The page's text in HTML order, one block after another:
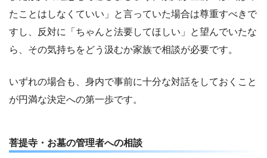
たことはしなくていい」と言っていた場合は尊重すべきで
すし、反対に「ちゃんと法要してほしい」と望んでいたな
ら、その気持ちをどう汲むか家族で相談が必要です。
いずれの場合も、身内で事前に十分な対話をしておくこと
が円満な決定への第一歩です。
菩提寺・お墓の管理者への相談